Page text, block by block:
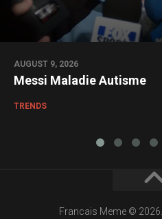
AUGUST 9, 2026
Messi Maladie Autisme
TRENDS
Francais Meme © 2026.